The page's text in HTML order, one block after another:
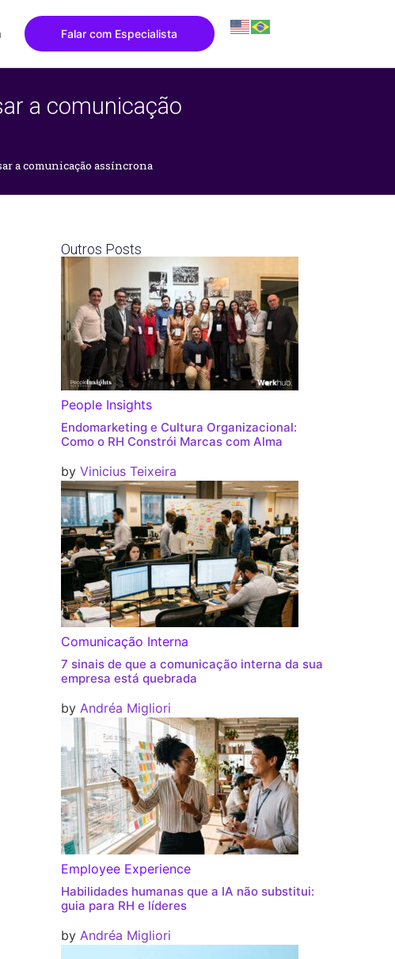
Falar com Especialista
a comunicação
a comunicação assíncrona
Outros Posts
People Insights
Endomarketing e Cultura Organizacional:
Como o RH Constrói Marcas com Alma
by Vinicius Teixeira
Comunicação Interna
7 sinais de que a comunicação interna da sua
empresa está quebrada
by Andréa Migliori
Employee Experience
Habilidades humanas que a IA não substitui:
guia para RH e líderes
by Andréa Migliori